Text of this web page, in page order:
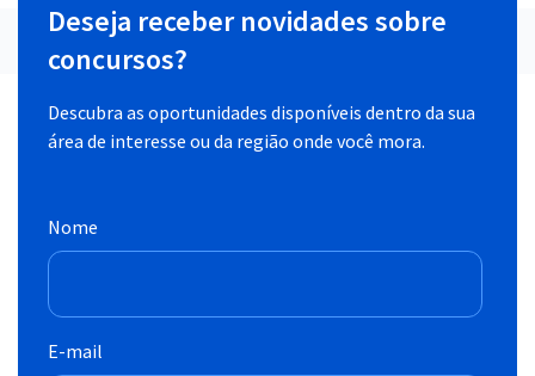
Deseja receber novidades sobre
concursos?
Descubra as oportunidades disponíveis dentro da sua
área de interesse ou da região onde você mora.
Nome
E-mail